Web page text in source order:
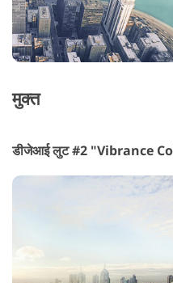
मुक्त
डीजेआई लुट #2 "Vibrance